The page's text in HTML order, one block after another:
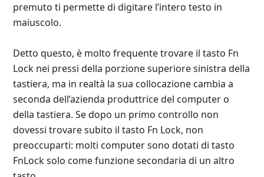
premuto ti permette di digitare l’intero testo in
maiuscolo.
Detto questo, è molto frequente trovare il tasto Fn
Lock nei pressi della porzione superiore sinistra della
tastiera, ma in realtà la sua collocazione cambia a
seconda dell’azienda produttrice del computer o
della tastiera. Se dopo un primo controllo non
dovessi trovare subito il tasto Fn Lock, non
preoccuparti: molti computer sono dotati di tasto
FnLock solo come funzione secondaria di un altro